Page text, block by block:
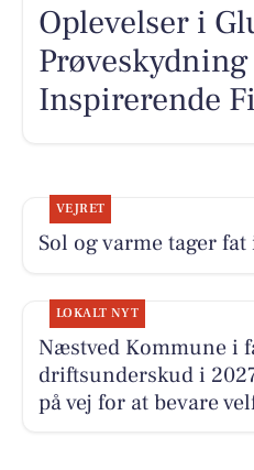
Oplevelser i
Inspirerende
VEJRET
Sol og varme tager fat
LOKALT NYT
Næstved Kommune i
driftsunderskud i
på vej for at bevare